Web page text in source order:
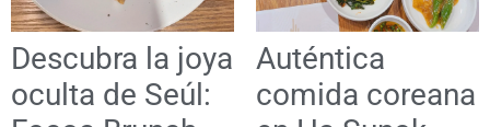
Descubra la joya
oculta de Seúl:
Auténtica
comida coreana